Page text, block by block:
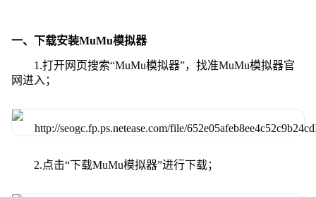
一、下载安装MuMu模拟器
1.打开网页搜索“MuMu模拟器”，找准MuMu模拟器官
网进入；
2.点击“下载MuMu模拟器”进行下载；